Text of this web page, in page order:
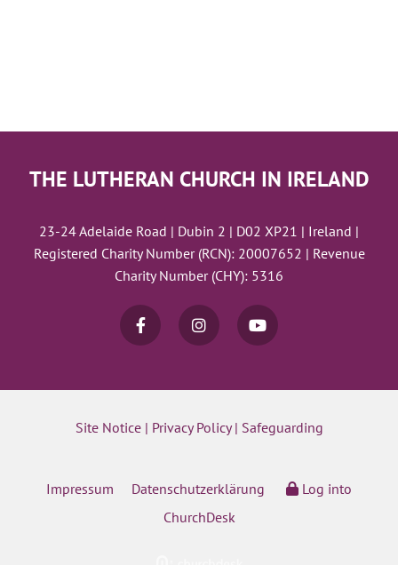
THE LUTHERAN CHURCH IN IRELAND
23-24 Adelaide Road | Dubin 2 | D02 XP21 | Ireland |
Registered Charity Number (RCN): 20007652 | Revenue
Charity Number (CHY): 5316
Site Notice| Privacy Policy| Safeguarding
Impressum Datenschutzerklärung
Log into
ChurchDesk